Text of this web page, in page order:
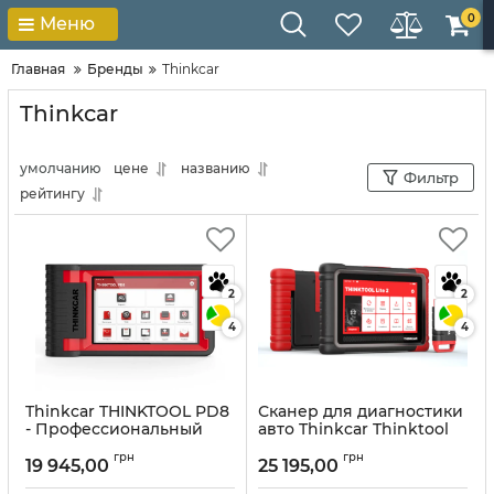
Меню 0
Главная Бренды Thinkcar
Thinkcar
умолчанию цене
названию
рейтингу
Фильтр
2
4
Thinkcar THINKTOOL PD8
- Профессиональный
Артикул:10303
19 945,00 грн
2
4
Сканер для диагностики
авто Thinkcar Thinktool
Артикул:10147
25 195,00 грн